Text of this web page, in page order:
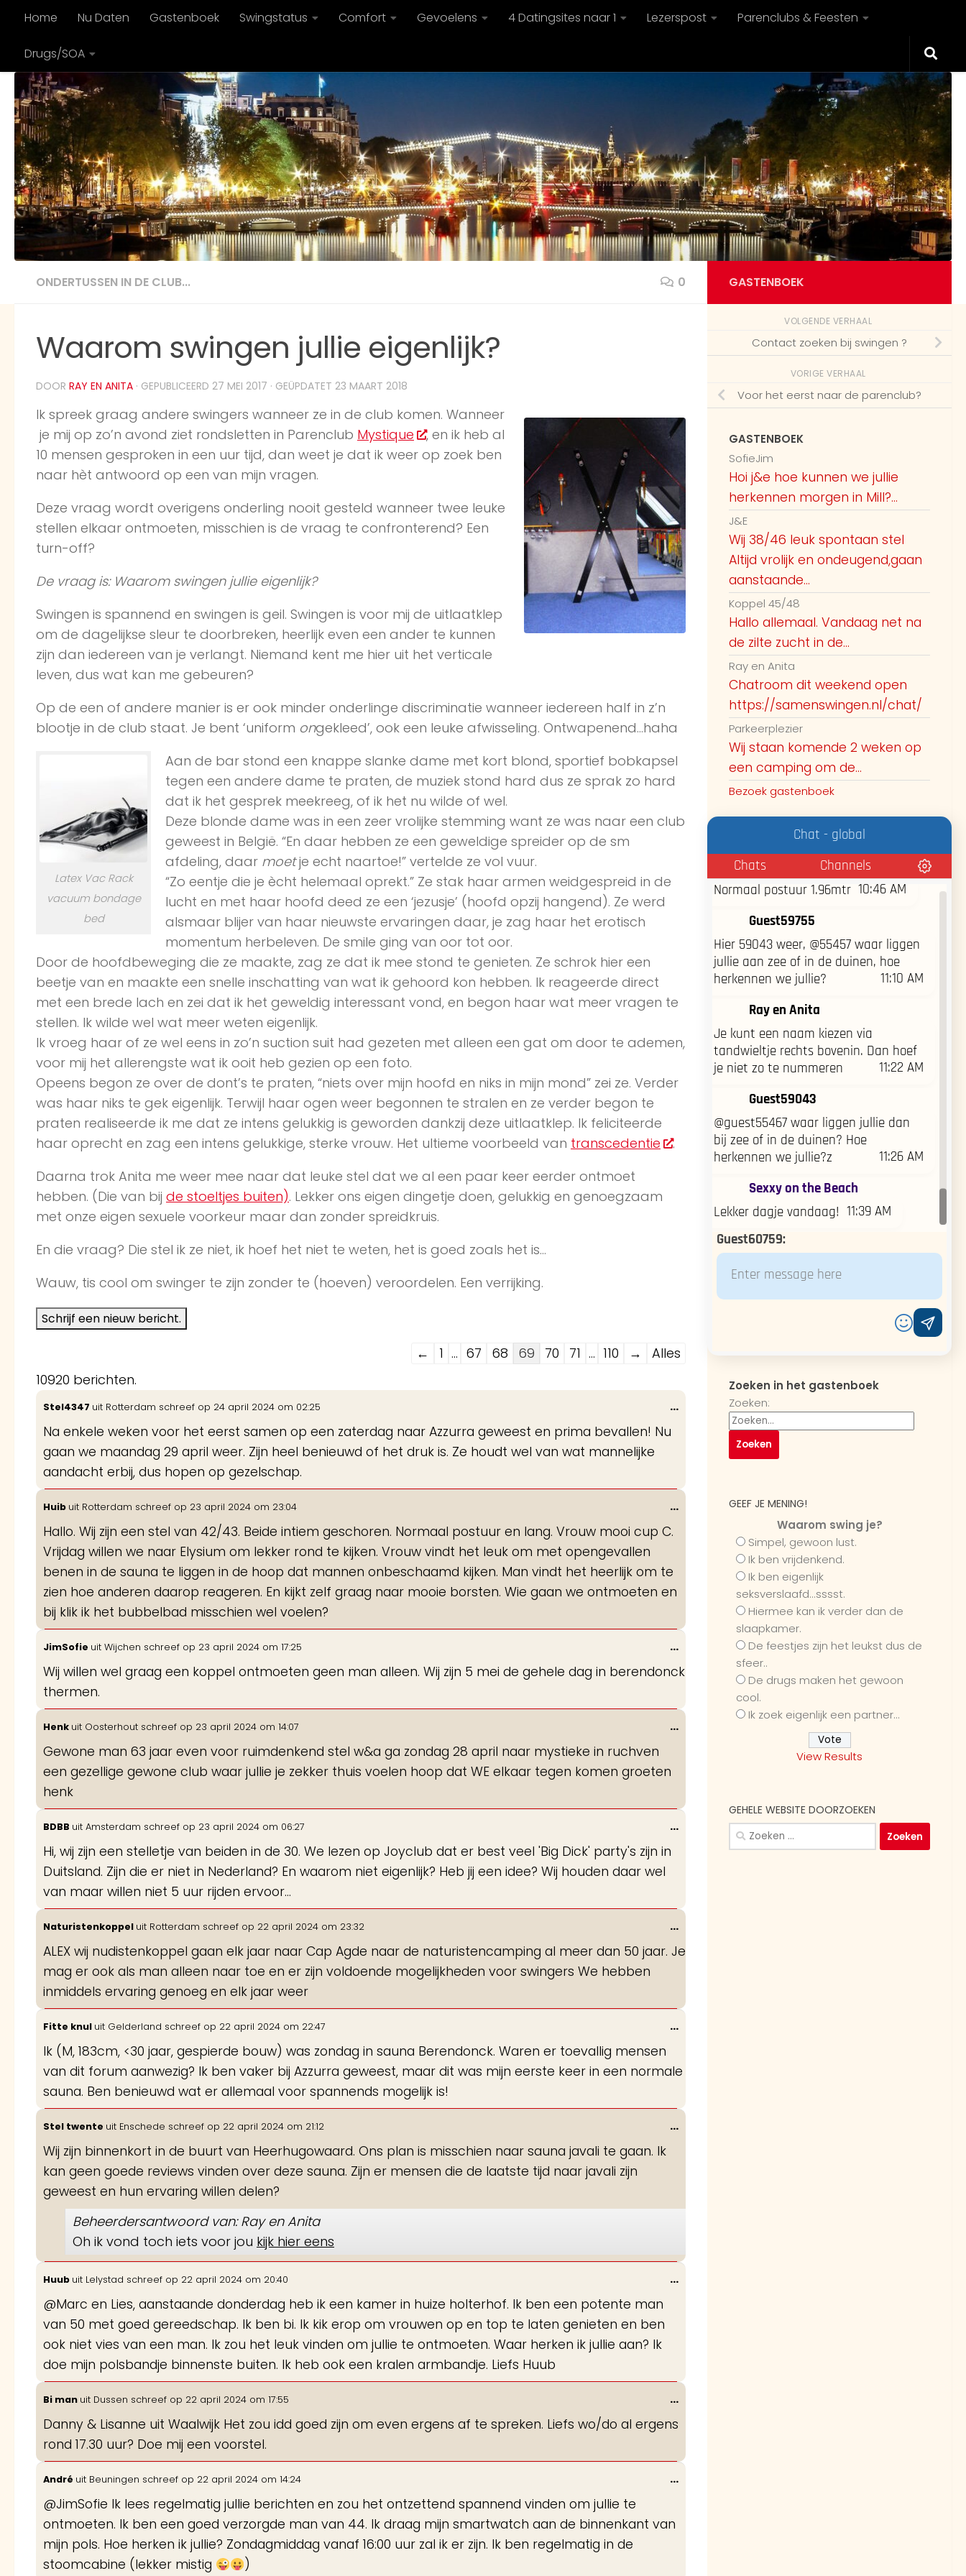
Doorgaan naar inhoud
Home Nu Daten Gastenboek Swingstatus Comfort Gevoelens 4 Datingsites naar 1 Lezerspost Parenclubs & Feesten
Drugs/SOA
ONDERTUSSEN IN DE CLUB... 0
Waarom swingen jullie eigenlijk?
DOOR RAY EN ANITA · GEPUBLICEERD 27 MEI 2017 · GEÜPDATET 23 MAART 2018
Ik spreek graag andere swingers wanneer ze in de club komen. Wanneer
je mij op zo’n avond ziet rondsletten in Parenclub Mystique
, en ik heb al
10 mensen gesproken in een uur tijd, dan weet je dat ik weer op zoek ben
naar hèt antwoord op een van mijn vragen.
Deze vraag wordt overigens onderling nooit gesteld wanneer twee leuke
stellen elkaar ontmoeten, misschien is de vraag te confronterend? Een
turn-off?
De vraag is: Waarom swingen jullie eigenlijk?
Swingen is spannend en swingen is geil. Swingen is voor mij de uitlaatklep
om de dagelijkse sleur te doorbreken, heerlijk even een ander te kunnen
zijn dan iedereen van je verlangt. Niemand kent me hier uit het verticale
leven, dus wat kan me gebeuren?
Op de een of andere manier is er ook minder onderlinge discriminatie wanneer iedereen half in z’n
blootje in de club staat. Je bent ‘uniform ongekleed’, ook een leuke afwisseling. Ontwapenend…haha
Latex Vac Rack
vacuum bondage
bed
Aan de bar stond een knappe slanke dame met kort blond, sportief bobkapsel
tegen een andere dame te praten, de muziek stond hard dus ze sprak zo hard
dat ik het gesprek meekreeg, of ik het nu wilde of wel.
Deze blonde dame was in een zeer vrolijke stemming want ze was naar een club
geweest in België. “En daar hebben ze een geweldige spreider op de sm
afdeling, daar moetje echt naartoe!” vertelde ze vol vuur.
“Zo eentje die je ècht helemaal oprekt.” Ze stak haar armen weidgespreid in de
lucht en met haar hoofd deed ze een ‘jezusje’ (hoofd opzij hangend). Ze werd
alsmaar blijer van haar nieuwste ervaringen daar, je zag haar het erotisch
momentum herbeleven. De smile ging van oor tot oor.
Door de hoofdbeweging die ze maakte, zag ze dat ik mee stond te genieten. Ze schrok hier een
beetje van en maakte een snelle inschatting van wat ik gehoord kon hebben. Ik reageerde direct
met een brede lach en zei dat ik het geweldig interessant vond, en begon haar wat meer vragen te
stellen. Ik wilde wel wat meer weten eigenlijk.
Ik vroeg haar of ze wel eens in zo’n suction suit had gezeten met alleen een gat om door te ademen,
voor mij het allerengste wat ik ooit heb gezien op een foto.
Opeens begon ze over de dont’s te praten, “niets over mijn hoofd en niks in mijn mond” zei ze. Verder
was haar niks te gek eigenlijk. Terwijl haar ogen weer begonnen te stralen en ze verder begon te
praten realiseerde ik me dat ze intens gelukkig is geworden dankzij deze uitlaatklep. Ik feliciteerde
haar oprecht en zag een intens gelukkige, sterke vrouw. Het ultieme voorbeeld van transcedentie
.
Daarna trok Anita me weer mee naar dat leuke stel dat we al een paar keer eerder ontmoet
hebben. (Die van bij de stoeltjes buiten). Lekker ons eigen dingetje doen, gelukkig en genoegzaam
met onze eigen sexuele voorkeur maar dan zonder spreidkruis.
En die vraag? Die stel ik ze niet, ik hoef het niet te weten, het is goed zoals het is…
Wauw, tis cool om swinger te zijn zonder te (hoeven) veroordelen. Een verrijking.
Navigatie
de
lijst
← 1 ... 67 68 69 70 71 ... 110 →
Alles
10920 berichten.
Stel4347 uit Rotterdam schreef op 24 april 2024 om 02:25
Na enkele weken voor het eerst samen op een zaterdag naar Azzurra geweest en prima bevallen! Nu
gaan we maandag 29 april weer. Zijn heel benieuwd of het druk is. Ze houdt wel van wat mannelijke
aandacht erbij, dus hopen op gezelschap.
...Wissel
Huib uit Rotterdam schreef op 23 april 2024 om 23:04
Hallo. Wij zijn een stel van 42/43. Beide intiem geschoren. Normaal postuur en lang. Vrouw mooi cup C.
Vrijdag willen we naar Elysium om lekker rond te kijken. Vrouw vindt het leuk om met opengevallen
benen in de sauna te liggen in de hoop dat mannen onbeschaamd kijken. Man vindt het heerlijk om te
zien hoe anderen daarop reageren. En kijkt zelf graag naar mooie borsten. Wie gaan we ontmoeten en
bij klik ik het bubbelbad misschien wel voelen?
...Wissel
JimSofie uit Wijchen schreef op 23 april 2024 om 17:25
Wij willen wel graag een koppel ontmoeten geen man alleen. Wij zijn 5 mei de gehele dag in berendonck
thermen.
...Wissel
deze
metabox.
Henk uit Oosterhout schreef op 23 april 2024 om 14:07
Gewone man 63 jaar even voor ruimdenkend stel w&a ga zondag 28 april naar mystieke in ruchven
een gezellige gewone club waar jullie je zekker thuis voelen hoop dat WE elkaar tegen komen groeten
henk
...Wissel
BDBB uit Amsterdam schreef op 23 april 2024 om 06:27
Hi, wij zijn een stelletje van beiden in de 30. We lezen op Joyclub dat er best veel 'Big Dick' party's zijn in
Duitsland. Zijn die er niet in Nederland? En waarom niet eigenlijk? Heb jij een idee? Wij houden daar wel
van maar willen niet 5 uur rijden ervoor...
...Wissel
Naturistenkoppel uit Rotterdam schreef op 22 april 2024 om 23:32
ALEX wij nudistenkoppel gaan elk jaar naar Cap Agde naar de naturistencamping al meer dan 50 jaar. Je
mag er ook als man alleen naar toe en er zijn voldoende mogelijkheden voor swingers We hebben
inmiddels ervaring genoeg en elk jaar weer
...Wissel
metabox.
Fitte knul uit Gelderland schreef op 22 april 2024 om 22:47
Ik (M, 183cm, <30 jaar, gespierde bouw) was zondag in sauna Berendonck. Waren er toevallig mensen
van dit forum aanwezig? Ik ben vaker bij Azzurra geweest, maar dit was mijn eerste keer in een normale
sauna. Ben benieuwd wat er allemaal voor spannends mogelijk is!
...Wissel
Stel twente uit Enschede schreef op 22 april 2024 om 21:12
Wij zijn binnenkort in de buurt van Heerhugowaard. Ons plan is misschien naar sauna javali te gaan. Ik
kan geen goede reviews vinden over deze sauna. Zijn er mensen die de laatste tijd naar javali zijn
geweest en hun ervaring willen delen?
Beheerdersantwoord van: Ray en Anita
Oh ik vond toch iets voor jou kijk hier eens
...Wissel
Huub uit Lelystad schreef op 22 april 2024 om 20:40
@Marc en Lies, aanstaande donderdag heb ik een kamer in huize holterhof. Ik ben een potente man
van 50 met goed gereedschap. Ik ben bi. Ik kik erop om vrouwen op en top te laten genieten en ben
ook niet vies van een man. Ik zou het leuk vinden om jullie te ontmoeten. Waar herken ik jullie aan? Ik
doe mijn polsbandje binnenste buiten. Ik heb ook een kralen armbandje. Liefs Huub
...Wissel
Bi man uit Dussen schreef op 22 april 2024 om 17:55
Danny & Lisanne uit Waalwijk Het zou idd goed zijn om even ergens af te spreken. Liefs wo/do al ergens
rond 17.30 uur? Doe mij een voorstel.
...Wissel
André uit Beuningen schreef op 22 april 2024 om 14:24
@JimSofie Ik lees regelmatig jullie berichten en zou het ontzettend spannend vinden om jullie te
ontmoeten. Ik ben een goed verzorgde man van 44. Ik draag mijn smartwatch aan de binnenkant van
mijn pols. Hoe herken ik jullie? Zondagmiddag vanaf 16:00 uur zal ik er zijn. Ik ben regelmatig in de
stoomcabine (lekker mistig
)
...Wissel
GASTENBOEK
VOLGENDE VERHAAL
Contact zoeken bij swingen ?
VORIGE VERHAAL
Voor het eerst naar de parenclub?
GASTENBOEK
SofieJim
Hoi j&e hoe kunnen we jullie
herkennen morgen in Mill?...
J&E
Wij 38/46 leuk spontaan stel
Altijd vrolijk en ondeugend,gaan
aanstaande...
Koppel 45/48
Hallo allemaal. Vandaag net na
de zilte zucht in de...
Ray en Anita
Chatroom dit weekend open
https://samenswingen.nl/chat/
Parkeerplezier
Wij staan komende 2 weken op
een camping om de...
Bezoek gastenboek
Chat - global
Chats
Channels
Guest58655
Guest55467
Wij liggen vanmiddag in de
duinpannetjes op Terschelling. De zon
lekker branden op je naakte lichaam.
Rechts van de strandtent
zandzeebar bij Formerum en dan
eindje wandelen tot het wat rustiger
wordt. Meer stellen aanwezig
vandaag?
9:34 AM
rustiger wordt. Nog meer stelletjes
vandaag? Wij hebben wel zin.x
Guest59083
ik vragen mag
Guest55467
@Guest59043 Zwaaien jullie even
naar ons?
9:39 AM
Guest58503
vanmiddag engelermeer naaktstrand
wie nog meer?
Guest59454
Hey, wij (m25 v27) zijn van plan om
vrijdag op het naaktstrand van
burgh-haamstede te gaan zien.
Iemand daar al geweest die weet of
het daar druk of rustig is?
10:35 AM
Guest57516
Druk op engelenmeer (stoute)
gedeelte?
veel stellen aanwezig nu? 10:44 AM
Biman 49jaar uden 10:46 AM
Normaal postuur 1.96mtr 10:46 AM
Guest59755
Hier 59043 weer, @55457 waar liggen
jullie aan zee of in de duinen, hoe
herkennen we jullie?
11:10 AM
Ray en Anita
Je kunt een naam kiezen via
tandwieltje rechts bovenin. Dan hoef
je niet zo te nummeren
11:22 AM
Guest59043
@guest55467 waar liggen jullie dan
bij zee of in de duinen? Hoe
herkennen we jullie?z
11:26 AM
Sexxy on the Beach
Lekker dagje vandaag! 11:39 AM
Guest60759:
Zoeken in het gastenboek
Zoeken:
GEEF JE MENING!
Waarom swing je?
Simpel, gewoon lust.
Ik ben vrijdenkend.
Ik ben eigenlijk
seksverslaafd...sssst.
Hiermee kan ik verder dan de
slaapkamer.
De feestjes zijn het leukst dus de
sfeer..
De drugs maken het gewoon
cool.
Ik zoek eigenlijk een partner...
View Results
GEHELE WEBSITE DOORZOEKEN
Zoeken
naar: